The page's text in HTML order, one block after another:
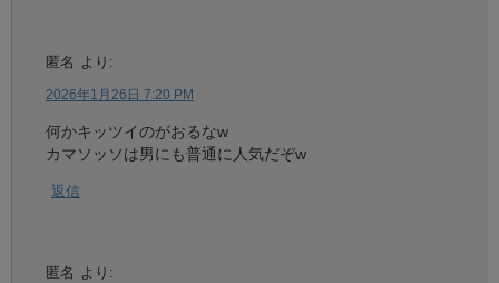
匿名 より:
2026年1月26日 7:20 PM
何かキッツイのがおるなw
カマソッソは男にも普通に人気だぞw
返信
匿名 より: